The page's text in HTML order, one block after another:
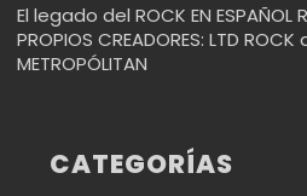
El legado del ROCK EN ESPAÑOL
PROPIOS CREADORES: LTD
METROPÓLITAN
CATEGORÍAS